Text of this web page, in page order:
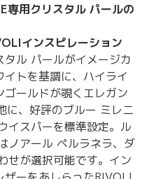
専用クリスタル パールの
インスピレーション
ル パールがイメージカ
トを基調に、ハイライ
ゴールドが覗くエレガン
に、好評のブルー ミレニ
イスパーを標準設定。ル
ノアール ペルラネラ、ダ
せが選択可能です。イン